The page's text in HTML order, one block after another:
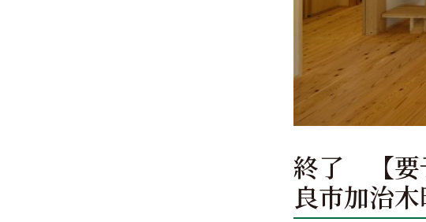
終了 【要
良市加治